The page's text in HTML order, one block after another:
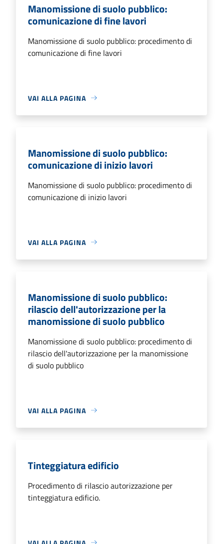
Manomissione di suolo pubblico:
comunicazione di fine lavori
Manomissione di suolo pubblico: procedimento di
comunicazione di fine lavori
VAI ALLA PAGINA
Manomissione di suolo pubblico:
comunicazione di inizio lavori
Manomissione di suolo pubblico: procedimento di
comunicazione di inizio lavori
VAI ALLA PAGINA
Manomissione di suolo pubblico:
rilascio dell'autorizzazione per la
manomissione di suolo pubblico
Manomissione di suolo pubblico: procedimento di
rilascio dell'autorizzazione per la manomissione
di suolo pubblico
VAI ALLA PAGINA
Tinteggiatura edificio
Procedimento di rilascio autorizzazione per
tinteggiatura edificio.